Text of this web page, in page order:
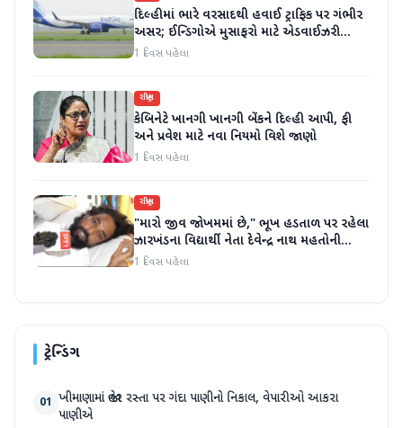
દિલ્હીમાં ભારે વરસાદથી હવાઈ ટ્રાફિક પર ગંભીર
અસર; ઈન્ડિગોએ મુસાફરો માટે એડવાઈઝરી
જાહેર કરી
1 દિવસ પહેલા
રાષ્ટ્રીય
કેબિનેટે ખાનગી ખાનગી બેંકને દિલ્હી આપી, ફી
અને પ્રવેશ માટે નવા નિયમો વિશે જાણો
1 દિવસ પહેલા
રાષ્ટ્રીય
"મારો જીવ જોખમમાં છે," ભૂખ હડતાળ પર રહેલા
ઝારખંડના વિદ્યાર્થી નેતા દેવેન્દ્ર નાથ મહતોની
તબિયત ખરાબ
1 દિવસ પહેલા
ટ્રેન્ડિંગ
01 ખીમાણામાં જાહેર રસ્તા પર ગંદા પાણીનો નિકાલ, વેપારીઓ આકરા
પાણીએ